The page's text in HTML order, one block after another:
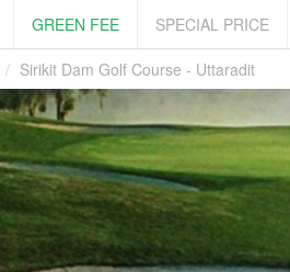
GREEN FEE
SPECIAL PRICE
Sirikit Dam Golf Course - Uttaradit